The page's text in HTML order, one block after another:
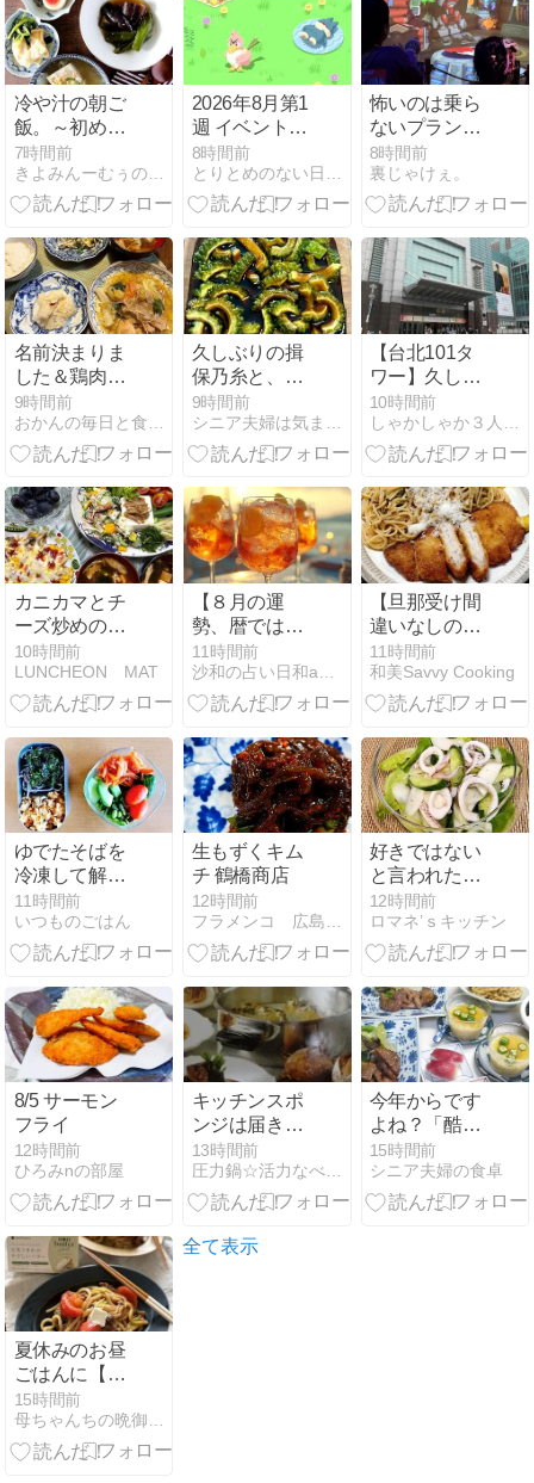
冷や汁の朝ご
飯。～初めて
のエアコンク
リーニング～
7時間前
きよみんーむぅのゆる〜いまいにち
2026年8月第1
週 イベントな
し
8時間前
怖いのは乗ら
ないプランの
ディズニーラ
ンド③♪
8時間前
裏じゃけぇ。
名前決まりま
した＆鶏肉と
キャベツの中
華風炒め
9時間前
久しぶりの揖
保乃糸と、作
り置きはゴー
ヤの酢醤油漬
けです！
9時間前
【台北101タ
ワー】久しぶ
りの台北3人5
泊⑧2026/5/1
10時間前
カニカマとチ
ーズ炒めの夕
ご飯
10時間前
LUNCHEON MAT
【８月の運
勢、暦では秋
になります
ね！後半、ど
うなっていく
11時間前
【旦那受け間
違いなしの一
品】ミルフィ
ーユとんかつ
11時間前
和美Savvy Cooking
ゆでたそばを
冷凍して解凍
したらどうな
るか知りたか
ったお弁当結
11時間前
いつものごはん
生もずくキム
チ 鶴橋商店
12時間前
好きではない
と言われた献
立
12時間前
ロマネ’ｓキッチン
8/5 サーモン
フライ
12時間前
ひろみnの部屋
キッチンスポ
ンジは届きま
したが・・・
13時間前
圧力鍋☆活力なべのある暮らしと楽＆得日記
今年からです
よね？「酷暑
日」！
15時間前
シニア夫婦の食卓
夏休みのお昼
ごはんに【ト
マトの焼きう
どん ノンバタ
ーホワイトの
15時間前
全て表示